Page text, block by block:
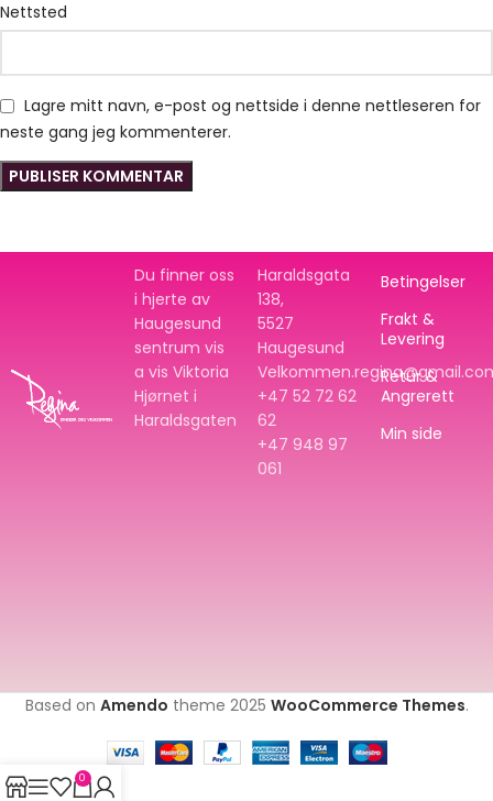
Nettsted
Lagre mitt navn, e-post og nettside i denne nettleseren for
neste gang jeg kommenterer.
Du finner oss
i hjerte av
Haugesund
sentrum vis
a vis Viktoria
Hjørnet i
Haraldsgaten
Haraldsgata
138,
5527
Haugesund
+47 52 72 62
62
+47 948 97
061
Betingelser
Frakt &
Levering
Retur &
Angrerett
Min side
Based on Amendo theme 2025 WooCommerce Themes.
0